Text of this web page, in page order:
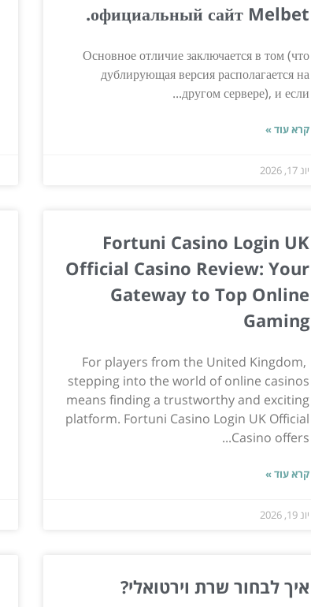
официальный сайт Melbet.
Основное отличие заключается в том (что
дублирующая версия располагается на
другом сервере), и если...
קרא עוד »
יונ 17, 2026
Fortuni Casino Login UK
Official Casino Review: Your
Gateway to Top Online
Gaming
For players from the United Kingdom,
stepping into the world of online casinos
means finding a trustworthy and exciting
platform. Fortuni Casino Login UK Official
Casino offers...
קרא עוד »
יונ 19, 2026
איך לבחור שרת וירטואלי?